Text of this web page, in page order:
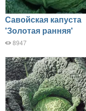
Савойская капуста
'Золотая ранняя'
8947